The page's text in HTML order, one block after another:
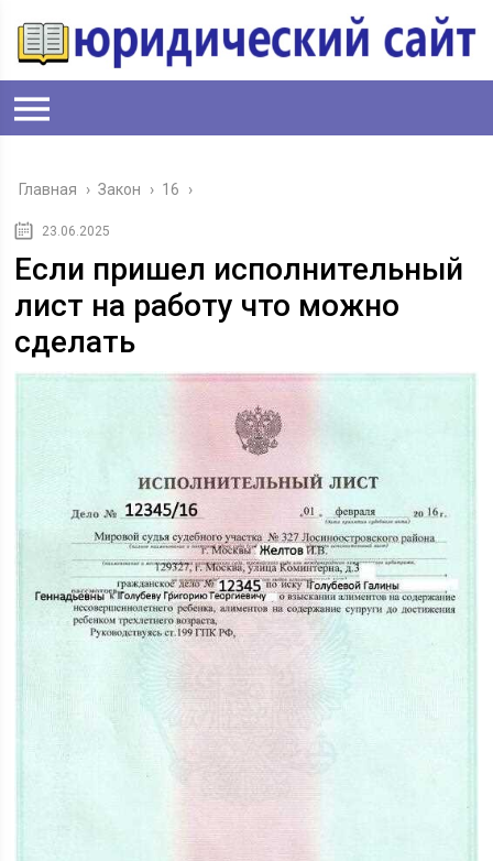
Главная › Закон › 16 ›
23.06.2025
Если пришел исполнительный
лист на работу что можно
сделать